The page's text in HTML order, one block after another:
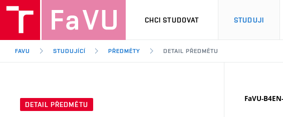
CHCI STUDOVAT STUDUJI
FAVU STUDUJÍCÍ PŘEDMĚTY DETAIL PŘEDMĚTU
DETAIL PŘEDMĚTU
FaVU-